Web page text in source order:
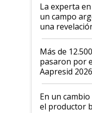
La experta
un campo
una
impresionó
Más de
pasaron por
Aapresid
demostrar
suelo es
sistema
En un
el productor